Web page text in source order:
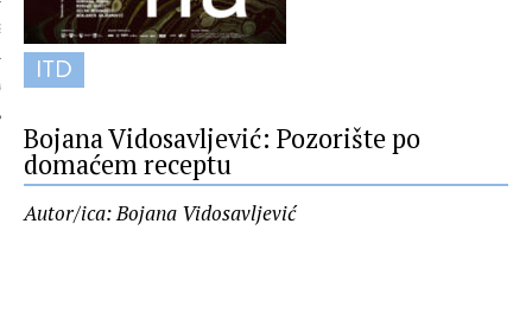
ITD
Bojana Vidosavljević: Pozorište po
domaćem receptu
Autor/ica: Bojana Vidosavljević